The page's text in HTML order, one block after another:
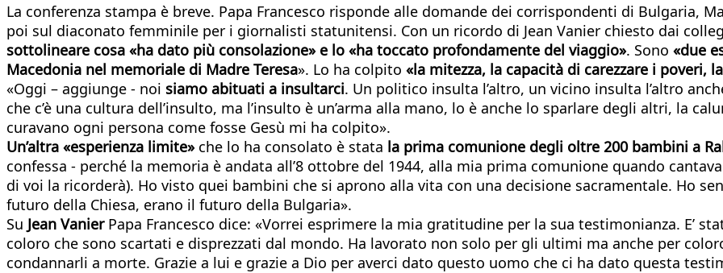
La conferenza stampa è breve. Papa Francesco risponde alle domande dei corrispondenti di Bulgaria,
poi sul diaconato femminile per i giornalisti statunitensi. Con un ricordo di Jean Vanier chiesto dai
sottolineare cosa «ha dato più consolazione» e lo «ha toccato profondamente del viaggio». Sono «due
Macedonia nel memoriale di Madre Teresa». Lo ha colpito «la mitezza, la capacità di carezzare i poveri,
«Oggi – aggiunge - noi siamo abituati a insultarci. Un politico insulta l’altro, un vicino insulta l’altro
che c’è una cultura dell’insulto, ma l’insulto è un’arma alla mano, lo è anche lo sparlare degli altri, la
curavano ogni persona come fosse Gesù mi ha colpito».
Un’altra «esperienza limite» che lo ha consolato è stata la prima comunione degli oltre 200 bambini a
confessa - perché la memoria è andata all’8 ottobre del 1944, alla mia prima comunione quando
di voi la ricorderà). Ho visto quei bambini che si aprono alla vita con una decisione sacramentale. Ho
futuro della Chiesa, erano il futuro della Bulgaria».
Su Jean VanierPapa Francesco dice: «Vorrei esprimere la mia gratitudine per la sua testimonianza. E’
coloro che sono scartati e disprezzati dal mondo. Ha lavorato non solo per gli ultimi ma anche per
condannarli a morte. Grazie a lui e grazie a Dio per averci dato questo uomo che ci ha dato questa